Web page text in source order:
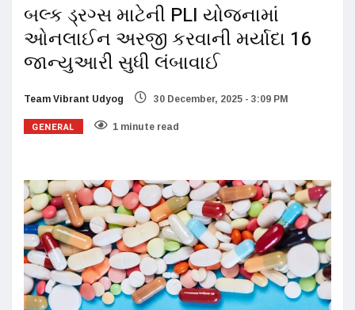
બલ્ક ડ્રગ્સ માટેની PLI યોજનામાં
ઓનલાઈન અરજી કરવાની મર્યાદા 16
જાન્યુઆરી સુધી લંબાવાઈ
Team Vibrant Udyog 30 December, 2025 - 3:09 PM
GENERAL 1 minute read